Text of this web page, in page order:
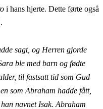
i hans hjerte. Dette førte også
sagt, og Herren gjorde
ble med barn og fødte
til fastsatt tid som Gud
som Abraham hadde fått,
navnet Isak. Abraham